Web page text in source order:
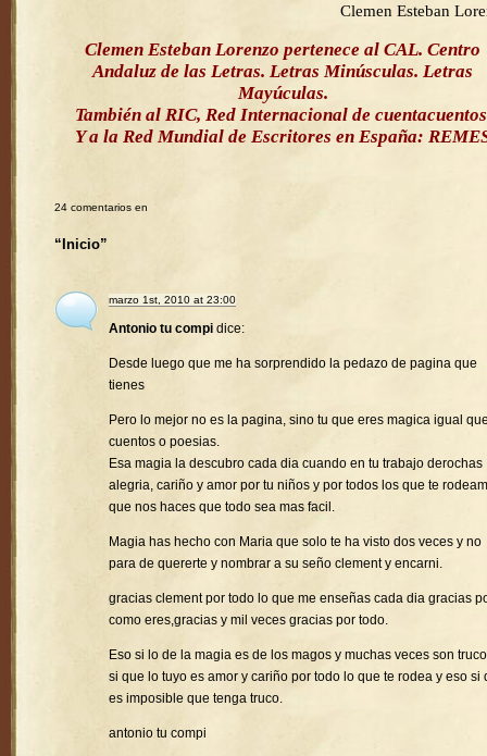
Clemen Esteban
Clemen Esteban Lorenzo pertenece al CAL. Centro
Andaluz de las Letras. Letras Minúsculas. Letras
Mayúculas.
También al RIC, Red Internacional de
Y a la Red Mundial de Escritores en España:
24 comentarios en
“Inicio”
marzo 1st, 2010 at 23:00
Antonio tu compi dice:
Desde luego que me ha sorprendido la pedazo de pagina que
tienes
Pero lo mejor no es la pagina, sino tu que eres magica igual
cuentos o poesias.
Esa magia la descubro cada dia cuando en tu trabajo derochas
alegria, cariño y amor por tu niños y por todos los que te
que nos haces que todo sea mas facil.
Magia has hecho con Maria que solo te ha visto dos veces y no
para de quererte y nombrar a su seño clement y encarni.
gracias clement por todo lo que me enseñas cada dia gracias
como eres,gracias y mil veces gracias por todo.
Eso si lo de la magia es de los magos y muchas veces son
si que lo tuyo es amor y cariño por todo lo que te rodea y eso si
es imposible que tenga truco.
antonio tu compi